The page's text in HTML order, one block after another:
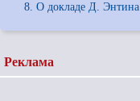
О докладе Д. Энтина
Реклама